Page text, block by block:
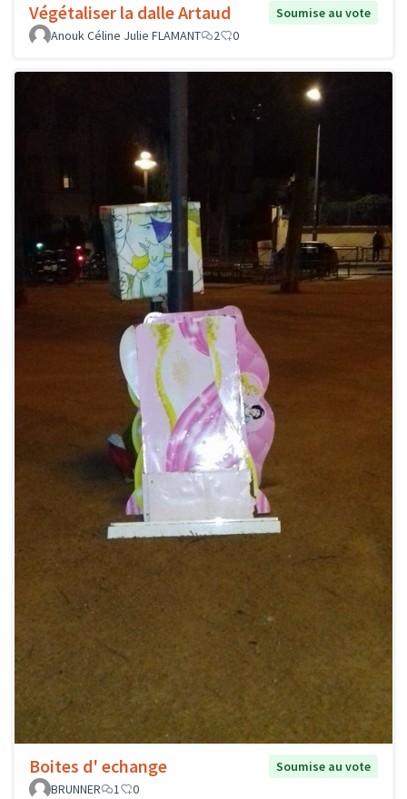
Végétaliser la dalle Artaud
Soumise au vote
Anouk Céline Julie FLAMANT
2 0
Boites d' echange
Soumise au vote
BRUNNER
1 0